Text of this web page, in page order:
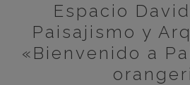
Espacio
Paisajismo y
«Bienvenido a